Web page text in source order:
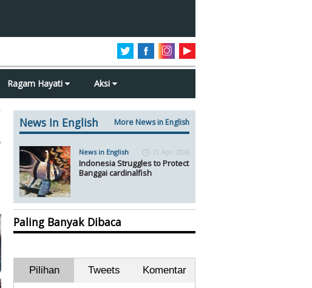
Ragam Hayati Aksi
News In English More News in English
News in English 21 Apr 2024
Indonesia Struggles to Protect
Banggai cardinalfish
Paling Banyak Dibaca
Pilihan Tweets Komentar